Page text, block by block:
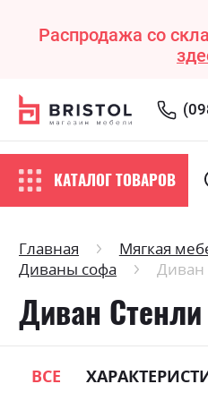
Распродажа со
КАТАЛОГ ТОВАРОВ
Главная Мягкая
Диваны софа
Диван
Диван
ВСЕ